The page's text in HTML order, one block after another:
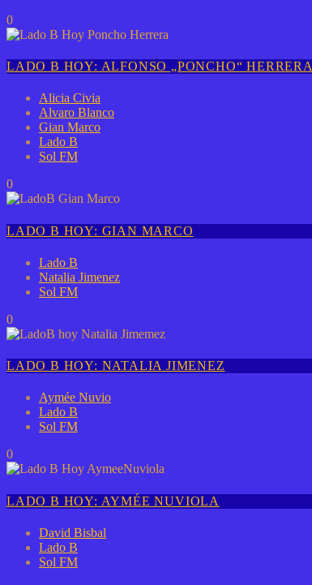
0
LADO B HOY: ALFONSO „PONCHO“ HERRERA
Alicia Civia
Alvaro Blanco
Gian Marco
Lado B
Sol FM
0
LADO B HOY: GIAN MARCO
Lado B
Natalia Jimenez
Sol FM
0
LADO B HOY: NATALIA JIMENEZ
Aymée Nuvio
Lado B
Sol FM
0
LADO B HOY: AYMÉE NUVIOLA
David Bisbal
Lado B
Sol FM